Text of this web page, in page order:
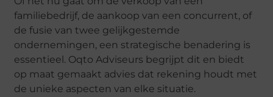
familiebedrijf, de aankoop van een concurrent, of
de fusie van twee gelijkgestemde
ondernemingen, een strategische benadering is
essentieel. Oqto Adviseurs begrijpt dit en biedt
op maat gemaakt advies dat rekening houdt met
de unieke aspecten van elke situatie.